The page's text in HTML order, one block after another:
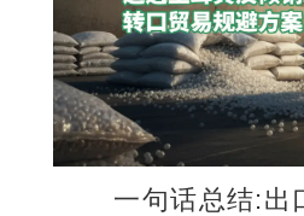
一句话总结:出口